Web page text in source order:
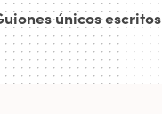
únicos escritos